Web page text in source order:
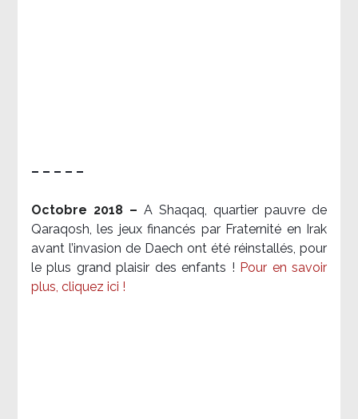
– – – – –
Octobre 2018 – A Shaqaq, quartier pauvre de
Qaraqosh, les jeux financés par Fraternité en Irak​
avant l’invasion de Daech ont été réinstallés, pour
le plus grand plaisir des enfants ! Pour en savoir
plus, cliquez ici !